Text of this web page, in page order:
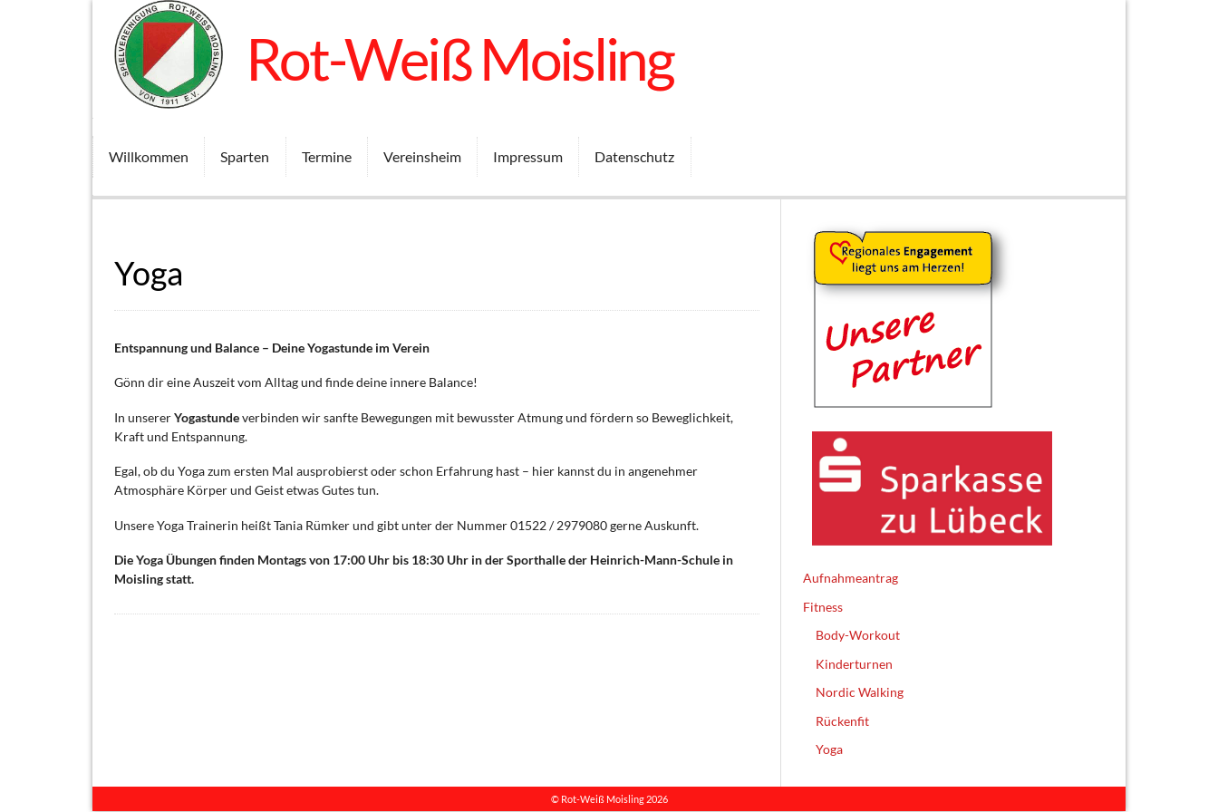
Rot-Weiß Moisling
Willkommen Sparten Termine Vereinsheim Impressum Datenschutz
Aufnahmeantrag
Fitness
Body-Workout
Kinderturnen
Nordic Walking
Rückenfit
Yoga
Yoga
Entspannung und Balance – DeineYogastunde im Verein
Gönn dir eine Auszeit vom Alltag und finde deine innere Balance!
In unsererYogastundeverbinden wir sanfte Bewegungen mit bewusster Atmung und fördern so Beweglichkeit,
Kraft und Entspannung.
Egal, ob du Yoga zum ersten Mal ausprobierst oder schon Erfahrung hast – hier kannst du in angenehmer
Atmosphäre Körper und Geist etwas Gutes tun.
Unsere Yoga Trainerin heißt Tania Rümker und gibt unter der Nummer 01522 / 2979080 gerne Auskunft.
Die Yoga Übungen finden Montags von 17:00 Uhr bis 18:30 Uhr in der Sporthalle der Heinrich-Mann-Schule in
Moisling statt.
© Rot-Weiß Moisling 2026